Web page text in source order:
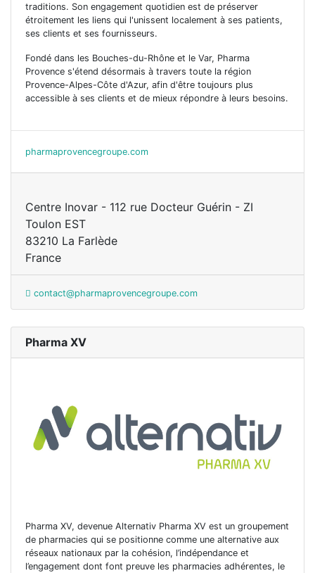
traditions. Son engagement quotidien est de préserver
étroitement les liens qui l'unissent localement à ses patients,
ses clients et ses fournisseurs.
Fondé dans les Bouches-du-Rhône et le Var, Pharma
Provence s'étend désormais à travers toute la région
Provence-Alpes-Côte d'Azur, afin d'être toujours plus
accessible à ses clients et de mieux répondre à leurs besoins.
pharmaprovencegroupe.com
Centre Inovar - 112 rue Docteur Guérin - ZI
Toulon EST
83210 La Farlède
France
contact@pharmaprovencegroupe.com
Pharma XV
Pharma XV, devenue Alternativ Pharma XV est un groupement
de pharmacies qui se positionne comme une alternative aux
réseaux nationaux par la cohésion, l’indépendance et
l’engagement dont font preuve les pharmacies adhérentes, le